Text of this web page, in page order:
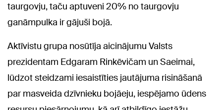
taurgovju, taču aptuveni 20% no taurgovju
ganāmpulka ir gājuši bojā.
Aktīvistu grupa nosūtīja aicinājumu Valsts
prezidentam Edgaram Rinkēvičam un Saeimai,
lūdzot steidzami iesaistīties jautājuma risināšanā
par masveida dzīvnieku bojāeju, iespējamo ūdens